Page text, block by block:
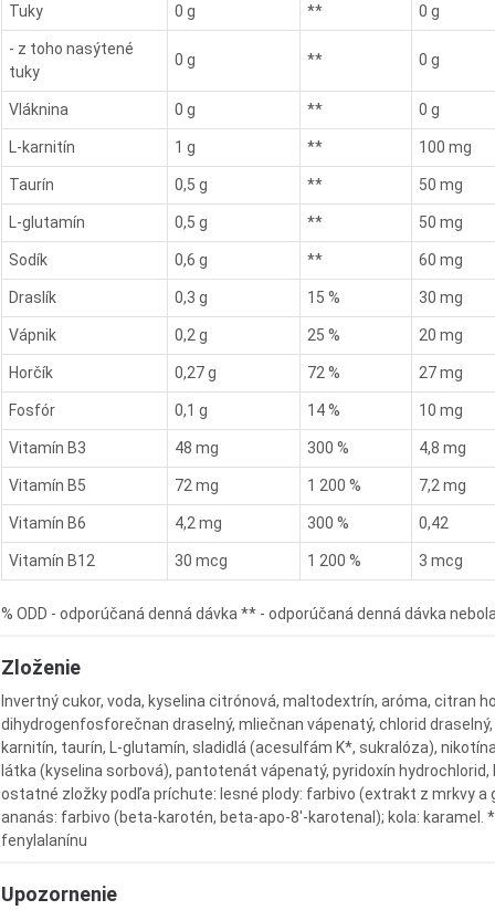
Tuky 0 g ** 0 g
- z toho nasýtené
tuky
0 g ** 0 g
Vláknina 0 g ** 0 g
L-karnitín 1 g ** 100 mg
Taurín 0,5 g ** 50 mg
L-glutamín 0,5 g ** 50 mg
Sodík 0,6 g ** 60 mg
Draslík 0,3 g 15 % 30 mg
Vápnik 0,2 g 25 % 20 mg
Horčík 0,27 g 72 % 27 mg
Fosfór 0,1 g 14 % 10 mg
Vitamín B3 48 mg 300 % 4,8 mg
Vitamín B5 72 mg 1 200 % 7,2 mg
Vitamín B6 4,2 mg 300 % 0,42
Vitamín B12 30 mcg 1 200 % 3 mcg
% ODD - odporúčaná denná dávka ** - odporúčaná denná dávka
Zloženie
Invertný cukor, voda, kyselina citrónová, maltodextrín, aróma, citran
dihydrogenfosforečnan draselný, mliečnan vápenatý, chlorid draselný,
karnitín, taurín, L-glutamín, sladidlá (acesulfám K*, sukralóza),
látka (kyselina sorbová), pantotenát vápenatý, pyridoxín hydrochlorid,
ostatné zložky podľa príchute: lesné plody: farbivo (extrakt z mrkvy a
ananás: farbivo (beta-karotén, beta-apo-8'-karotenal); kola: karamel.
fenylalanínu
Upozornenie